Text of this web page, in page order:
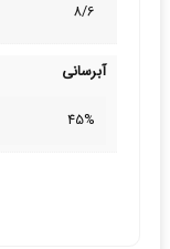
8/6
آبرسانی
45%